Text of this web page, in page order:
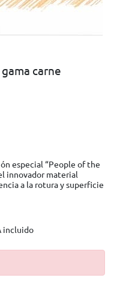
carne
especial “People of the
innovador material
a la rotura y superficie
incluido